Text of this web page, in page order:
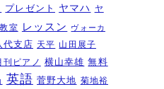
ル』6/14～7/12
チャー研究会
た～🎵
プレゼント ヤマハ ヤ
室 レッスン
ヴォーカ
代支店 天平 山田展子
刊ピアノ 横山幸雄 無料
英語 菅野大地 菊地裕